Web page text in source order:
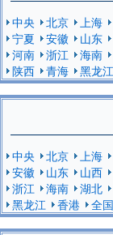
中央 北京 上海
宁夏
安徽 山东
河南
浙江 海南
陕西
青海 黑龙江
中央 北京 上海
安徽
山东 山西
浙江
海南 湖北
黑龙江
香港 全国